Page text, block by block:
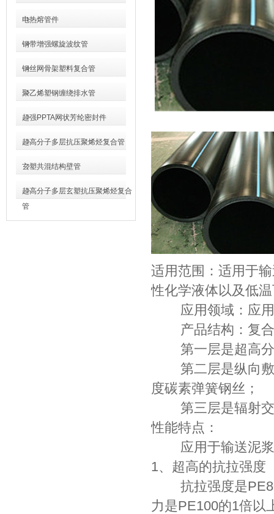
电热熔管件
钢带增强螺旋波纹管
钢丝网骨架塑料复合管
聚乙烯塑钢缠绕排水管
超强PPTA网状芳纶密封件
超高分子多层抗压聚烯烃复合管
玄塑共混结构壁管
超高分子多层玄塑抗压聚烯烃复合
管
适用范围：适用于
性化学液体以及低
应用领域：应用
产品结构：复合
第一层是超高分
第二层是纵向敷
度碳素弹簧钢丝；
第三层是辐射交
性能特点：
应用于输送泥
1、超高的抗拉强度
抗拉强度是PE80
力是PE100的1倍以